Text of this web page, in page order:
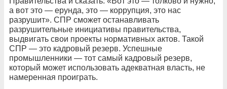
а вот это — ерунда, это — коррупция, это нас
разрушит». СПР сможет останавливать
разрушительные инициативы правительства,
выдвигать свои проекты нормативных актов. Такой
СПР — это кадровый резерв. Успешные
промышленники — тот самый кадровый резерв,
который может использовать адекватная власть, не
намеренная проиграть.